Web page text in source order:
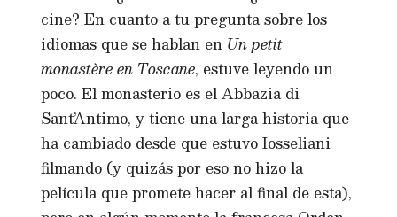
cine? En cuanto a tu pregunta sobre los
idiomas que se hablan en Un petit
monastère en Toscane, estuve leyendo un
poco. El monasterio es el Abbazia di
Sant’Antimo, y tiene una larga historia que
ha cambiado desde que estuvo Iosseliani
filmando (y quizás por eso no hizo la
película que promete hacer al final de esta),